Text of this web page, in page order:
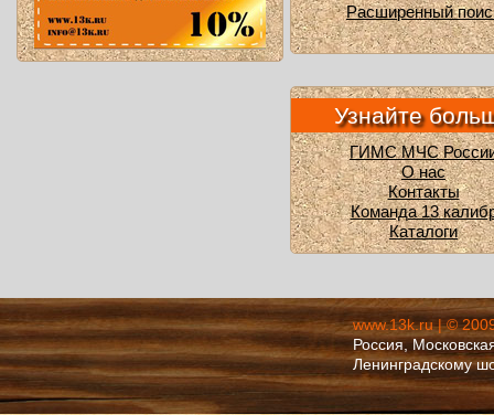
Расширенный
Узнайте
ГИМС МЧС
О нас
Контакты
Команда 13
Каталоги
www.13k.ru | ©
Россия,
Ленинградскому